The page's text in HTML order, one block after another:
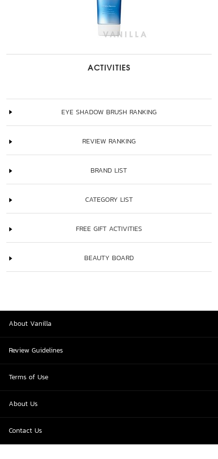
ACTIVITIES
EYE SHADOW BRUSH RANKING
REVIEW RANKING
BRAND LIST
CATEGORY LIST
FREE GIFT ACTIVITIES
BEAUTY BOARD
About Vanilla
Review Guidelines
Terms of Use
About Us
Contact Us